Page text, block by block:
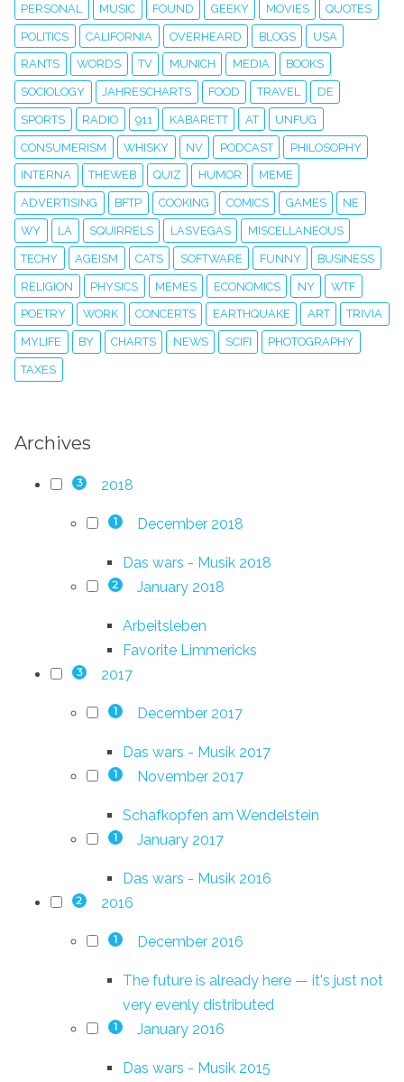
PERSONAL MUSIC FOUND GEEKY MOVIES QUOTES
POLITICS CALIFORNIA OVERHEARD BLOGS USA
RANTS WORDS TV MUNICH MEDIA BOOKS
SOCIOLOGY JAHRESCHARTS FOOD TRAVEL DE
SPORTS RADIO 911 KABARETT AT UNFUG
CONSUMERISM WHISKY NV PODCAST PHILOSOPHY
INTERNA THEWEB QUIZ HUMOR MEME
ADVERTISING BFTP COOKING COMICS GAMES NE
WY LA SQUIRRELS LASVEGAS MISCELLANEOUS
TECHY AGEISM CATS SOFTWARE FUNNY BUSINESS
RELIGION PHYSICS MEMES ECONOMICS NY WTF
POETRY WORK CONCERTS EARTHQUAKE ART TRIVIA
MYLIFE BY CHARTS NEWS SCIFI PHOTOGRAPHY
TAXES
Archives
3 2018
1 December 2018
Das wars - Musik 2018
2 January 2018
Arbeitsleben
Favorite Limmericks
3 2017
1 December 2017
Das wars - Musik 2017
1 November 2017
Schafkopfen am Wendelstein
1 January 2017
Das wars - Musik 2016
2 2016
1 December 2016
The future is already here — it's just not
very evenly distributed
1 January 2016
Das wars - Musik 2015